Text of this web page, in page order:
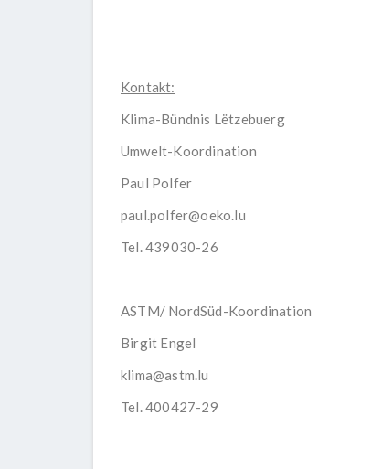
Kontakt:
Klima-Bündnis Lëtzebuerg
Umwelt-Koordination
Paul Polfer
paul.polfer@oeko.lu
Tel. 439030-26
ASTM/ NordSüd-Koordination
Birgit Engel
klima@astm.lu
Tel. 400427-29